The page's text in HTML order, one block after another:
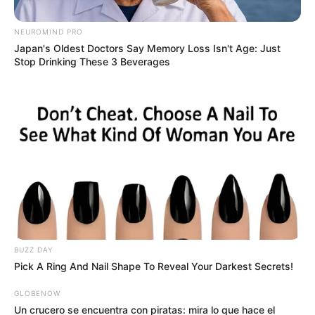
Foto suministrada
Por:Yuli Metaute Londoño
Noviembre 26, 2020
NEUROMIND PRO
Japan's Oldest Doctors Say Memory Loss Isn't Age: Just
Stop Drinking These 3 Beverages
BUZZ DAY
Pick A Ring And Nail Shape To Reveal Your Darkest Secrets!
GLOBENOW
Un crucero se encuentra con piratas: mira lo que hace el